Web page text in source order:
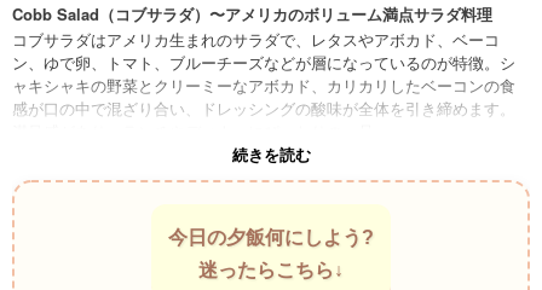
Cobb Salad（コブサラダ）〜アメリカのボリューム満点サラダ料理
コブサラダはアメリカ生まれのサラダで、レタスやアボカド、ベーコ
ン、ゆで卵、トマト、ブルーチーズなどが層になっているのが特徴。シ
ャキシャキの野菜とクリーミーなアボカド、カリカリしたベーコンの食
感が口の中で混ざり合い、ドレッシングの酸味が全体を引き締めます。
Salade Niçoise（ニース風サラダ）〜フランスの地中海風魚介サラダ料
理
新鮮なツナ、アンチョビ、ゆで卵、インゲン、トマトをオリーブオイル
とレモンのドレッシングで和えた南フランスのサラダ。魚介の旨みと野
菜の爽やかな香りが合わさり、地中海の風を感じさせる味わいが特徴。
Ensalada Chilena（エンサラダ・チレナ）〜チリのシンプルトマトと玉
続きを読む
今日の夕飯何にしよう?
迷ったらこちら↓